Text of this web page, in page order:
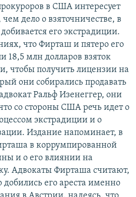
в США интересует
дело о взяточничестве, в
его экстрадиции.
что Фирташ и пятеро его
18,5 млн долларов взяток
чтобы получить лицензии на
они собирались продавать
Ральф Изенеггер, они
со стороны США речь идет о
экстрадиции и о
Издание напоминает, в
в коррумпированной
и о его влиянии на
Адвокаты Фирташа считают,
его ареста именно